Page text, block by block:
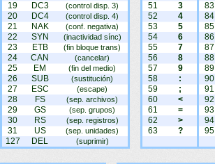
19 DC3 (control disp. 3)
20 DC4 (control disp. 4)
21 NAK (conf. negativa)
22 SYN (inactividad sínc)
23 ETB (fin bloque trans)
24 CAN (cancelar)
25 EM (fin del medio)
26 SUB (sustitución)
27 ESC (escape)
28 FS (sep. archivos)
29 GS (sep. grupos)
30 RS (sep. registros)
31 US (sep. unidades)
127 DEL (suprimir)
51
3
52
4
53
5
54
6
55
7
56
8
57
9
58
:
59
;
60
<
61
=
62
>
63
?
83
84
85
86
87
88
89
90
91
92
93
94
95